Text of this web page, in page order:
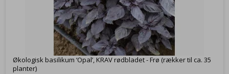
Økologisk basilikum ‘Opal’, KRAV rødbladet - Frø (rækker til ca. 35
planter)